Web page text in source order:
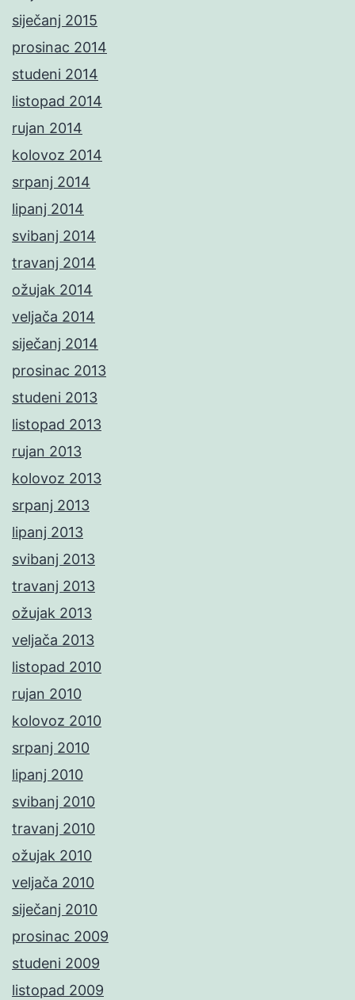
siječanj 2015
prosinac 2014
studeni 2014
listopad 2014
rujan 2014
kolovoz 2014
srpanj 2014
lipanj 2014
svibanj 2014
travanj 2014
ožujak 2014
veljača 2014
siječanj 2014
prosinac 2013
studeni 2013
listopad 2013
rujan 2013
kolovoz 2013
srpanj 2013
lipanj 2013
svibanj 2013
travanj 2013
ožujak 2013
veljača 2013
listopad 2010
rujan 2010
kolovoz 2010
srpanj 2010
lipanj 2010
svibanj 2010
travanj 2010
ožujak 2010
veljača 2010
siječanj 2010
prosinac 2009
studeni 2009
listopad 2009